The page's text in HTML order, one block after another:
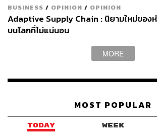
ABOUT THE
Content Creator ประจำ
BUSINESS / OPINION / OPINION
Adaptive Supply Chain : นิยามใหม่ของ
บนโลกที่ไม่แน่นอน
MORE
MOST POPULAR
TODAY WEEK